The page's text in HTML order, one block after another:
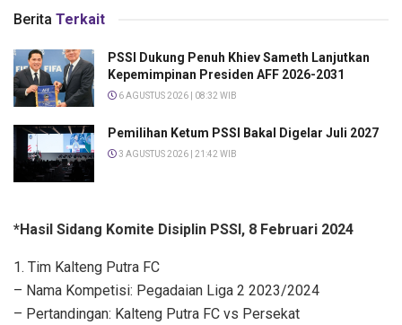
Berita Terkait
PSSI Dukung Penuh Khiev Sameth Lanjutkan
Kepemimpinan Presiden AFF 2026-2031
6 AGUSTUS 2026 | 08:32 WIB
Pemilihan Ketum PSSI Bakal Digelar Juli 2027
3 AGUSTUS 2026 | 21:42 WIB
*Hasil Sidang Komite Disiplin PSSI, 8 Februari 2024
1. Tim Kalteng Putra FC
– Nama Kompetisi: Pegadaian Liga 2 2023/2024
– Pertandingan: Kalteng Putra FC vs Persekat